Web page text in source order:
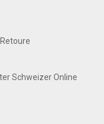
Retoure